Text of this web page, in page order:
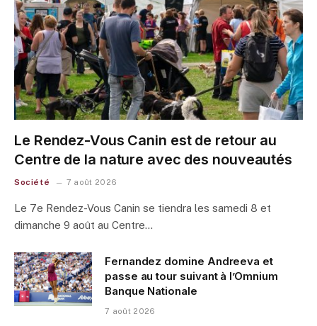
Le Rendez-Vous Canin est de retour au
Centre de la nature avec des nouveautés
Société 7 août 2026
Le 7e Rendez-Vous Canin se tiendra les samedi 8 et
dimanche 9 août au Centre…
Fernandez domine Andreeva et
passe au tour suivant à l’Omnium
Banque Nationale
7 août 2026